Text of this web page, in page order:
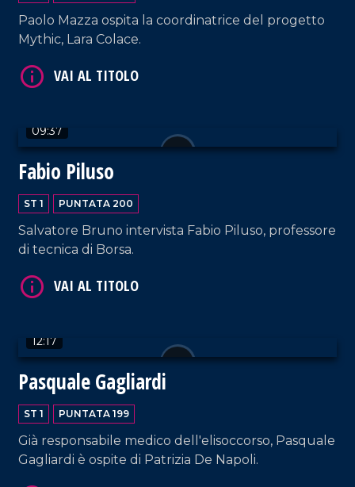
Paolo Mazza ospita la coordinatrice del progetto
Mythic, Lara Colace.
09:37
Fabio Piluso
ST 1 PUNTATA 200
Salvatore Bruno intervista Fabio Piluso, professore
di tecnica di Borsa.
12:17
Pasquale Gagliardi
ST 1 PUNTATA 199
Già responsabile medico dell'elisoccorso, Pasquale
Gagliardi è ospite di Patrizia De Napoli.
VAI AL TITOLO